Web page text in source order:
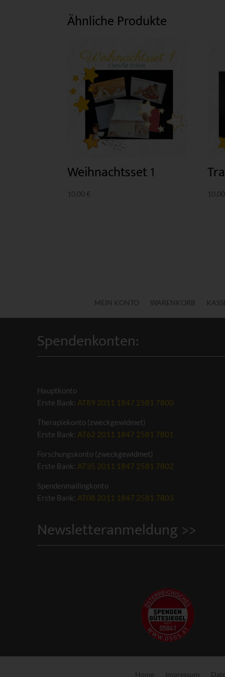
Ähnliche Produkte
Weihnachtsset 1
10,00 €
MEIN KONTO WARENKORB
Spendenkonten:
Hauptkonto
Erste Bank: AT89 2011 1847 2581 7800
Therapiekonto (zweckgewidmet)
Erste Bank: AT62 2011 1847 2581 7801
Forschungskonto (zweckgewidmet)
Erste Bank: AT35 2011 1847 2581 7802
Spendenmailingkonto
Erste Bank: AT08 2011 1847 2581 7803
Newsletteranmeldung >>
Home Impressum